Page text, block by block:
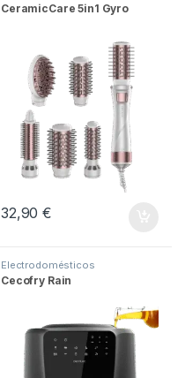
CeramicCare 5in1 Gyro
32,90€
Electrodomésticos
Cecofry Rain